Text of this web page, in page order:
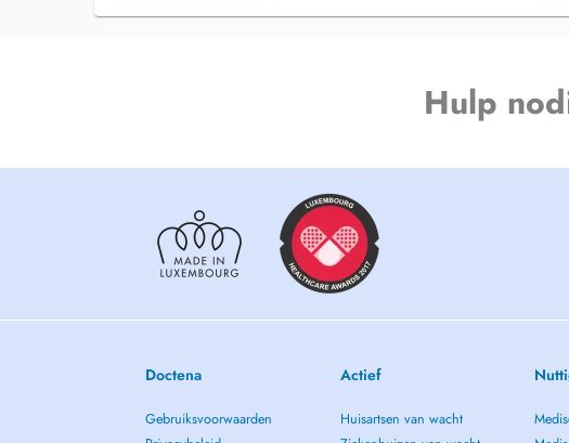
Hulp
Doctena
Gebruiksvoorwaarden
Actief
Huisartsen van wacht